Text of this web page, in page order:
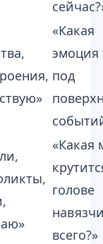
«Какая
эмоция
под
«Какая
голове
всего?»